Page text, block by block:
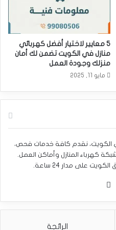
5 معايير لاختيار أفضل كهربائي
منازل في الكويت تضمن لك أمان
منزلك وجودة العمل
مايو 11, 2025
الكويت، نقدم كافة خدمات فحص،
كهرباء المنازل وأماكن العمل.
على مدار 24 ساعة.
واتساب
الرائجة